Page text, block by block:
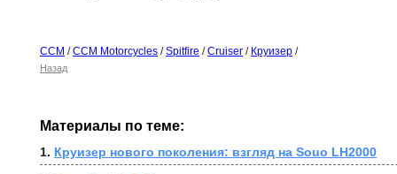
CCM /CCM Motorcycles /Spitfire /Cruiser / Круизер /
Назад
Материалы по теме:
1. Круизер нового поколения: взгляд на Souo LH2000